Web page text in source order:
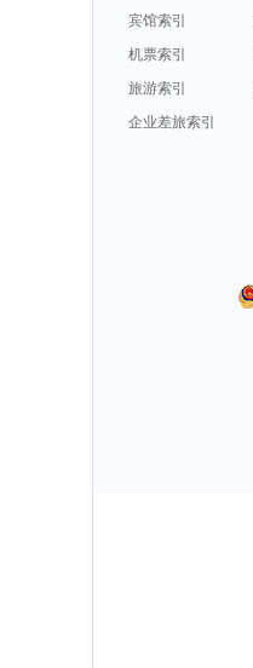
宾馆索引
机票索引
旅游索引
企业差旅索引